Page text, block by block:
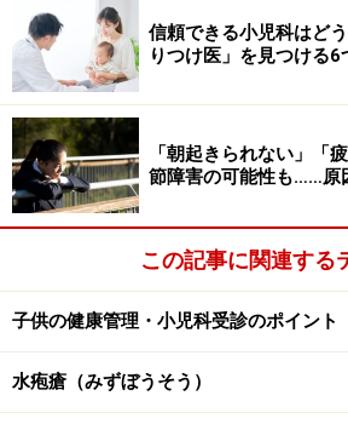
外傷
体力低下
生まれつきの場合と、HIV（
ス）の感染による免疫不全
重症な感染症
ステロイド薬や免疫抑制薬の内服
長期に抗菌薬を使用
抗がん剤などの治療中
栄養状態が悪い
低出生体重児、早産児、乳児
消毒が不十分な人工乳首、おし
信頼できる小児科はど
りつけ医」を見つける6
「朝起きられない」「
節障害の可能性も……原
この記事に関連する
子供の健康管理・小児科受診のポイント
水疱瘡（みずぼうそう）